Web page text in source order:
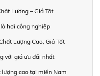
Lượng – Giá Tốt
hơi công nghiệp
Lượng Cao, Giá Tốt
với giá ưu đãi nhất
cao tại miền Nam